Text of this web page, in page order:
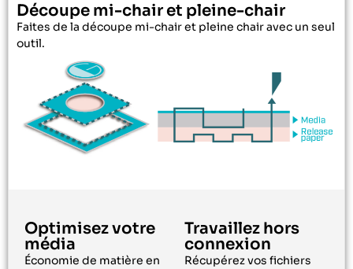
Découpe mi-chair et pleine-chair
Faites de la découpe mi-chair et pleine chair avec un seul
outil.
Optimisez votre
média
Économie de matière en
Travaillez hors
connexion
Récupérez vos fichiers